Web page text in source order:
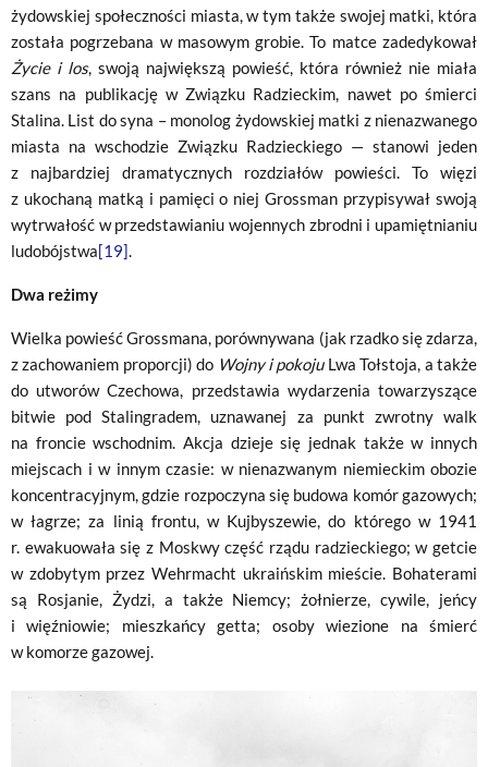
żydowskiej społeczności miasta, w tym także swojej matki, która
została pogrzebana w masowym grobie. To matce zadedykował
Życie i los, swoją największą powieść, która również nie miała
szans na publikację w Związku Radzieckim, nawet po śmierci
Stalina. List do syna – monolog żydowskiej matki z nienazwanego
miasta na wschodzie Związku Radzieckiego — stanowi jeden
z najbardziej dramatycznych rozdziałów powieści. To więzi
z ukochaną matką i pamięci o niej Grossman przypisywał swoją
wytrwałość w przedstawianiu wojennych zbrodni i upamiętnianiu
ludobójstwa[19]
Dwa reżimy
Wielka powieść Grossmana, porównywana (jak rzadko się zdarza,
z zachowaniem proporcji) do Wojny i pokojuLwa Tołstoja, a także
do utworów Czechowa, przedstawia wydarzenia towarzyszące
bitwie pod Stalingradem, uznawanej za punkt zwrotny walk
na froncie wschodnim. Akcja dzieje się jednak także w innych
miejscach i w innym czasie: w nienazwanym niemieckim obozie
koncentracyjnym, gdzie rozpoczyna się budowa komór gazowych;
w łagrze; za linią frontu, w Kujbyszewie, do którego w 1941
r. ewakuowała się z Moskwy część rządu radzieckiego; w getcie
w zdobytym przez Wehrmacht ukraińskim mieście. Bohaterami
są Rosjanie, Żydzi, a także Niemcy; żołnierze, cywile, jeńcy
i więźniowie; mieszkańcy getta; osoby wiezione na śmierć
w komorze gazowej.